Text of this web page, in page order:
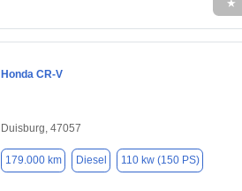
★
Honda CR-V
Duisburg, 47057
179.000 km Diesel 110 kw (150 PS)